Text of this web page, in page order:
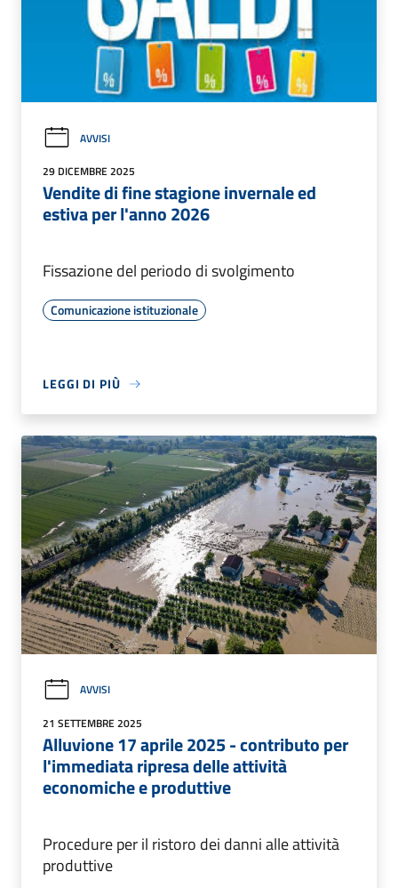
AVVISI
29 DICEMBRE 2025
Vendite di fine stagione invernale ed
estiva per l'anno 2026
Fissazione del periodo di svolgimento
Comunicazione istituzionale
LEGGI DI PIÙ
AVVISI
21 SETTEMBRE 2025
Alluvione 17 aprile 2025 - contributo per
l'immediata ripresa delle attività
economiche e produttive
Procedure per il ristoro dei danni alle attività
produttive